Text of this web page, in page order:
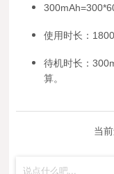
使用时长：
待机时长：
算。
当